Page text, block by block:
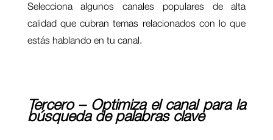
Selecciona algunos canales populares de alta
calidad que cubran temas relacionados con lo que
estás hablando en tu canal.
Tercero – Optimiza el canal para la
búsqueda de palabras clave